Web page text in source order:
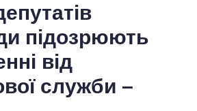
ПОЛІТИКА
ЕКОНОМІКА
СУСПІЛЬСТВО
СВІТ
ОБIЦЯНКИ
ПОЛIТИКИ
ОФІС
ІНФОГРАФІКА
підозрюють
від
служби –